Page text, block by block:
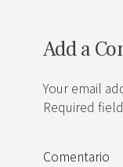
Add a
Your email
Required
Comentario